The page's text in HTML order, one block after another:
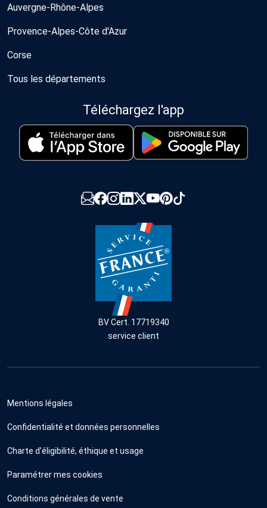
Auvergne-Rhône-Alpes
Provence-Alpes-Côte d'Azur
Corse
Tous les départements
Téléchargez l'app
BV Cert. 17719340
service client
Mentions légales
Confidentialité et données personnelles
Charte d'éligibilité, éthique et usage
Paramétrer mes cookies
Conditions générales de vente